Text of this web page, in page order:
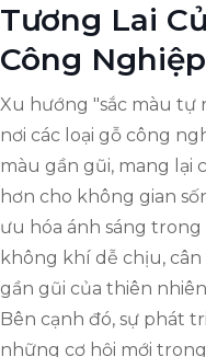
Tương Lai
Công Nghiệp
Xu hướng "sắc màu tự
nơi các loại gỗ công
màu gần gũi, mang lại
hơn cho không gian
ưu hóa ánh sáng
không khí dễ chịu,
gần gũi của thiên
Bên cạnh đó, sự phát
những cơ hội mới